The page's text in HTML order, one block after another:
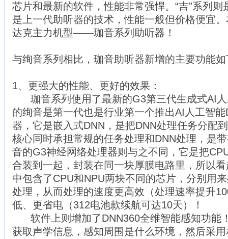
芯片和最新的软件，性能非常强悍。“吉”系列
是上一代助听器的技术，性能一般但价格便宜
达克主力机型——珈音系列助听器！
与绚音系列相比，珈音助听器新增的主要功能如
1、更强大的性能、更好的效果：
珈音系列使用了最新的G3第三代生成式AI人
的绚音是第一代也是行业第一个推出AI人工智
器，它是嵌入式DNN，是把DNN处理任务分配
核心同时承担常规的任务处理和DNN处理，是
音的G3神经网络处理器则与之不同，它是把
合装到一起，封装在同一块厚膜电路里，所以
中包含了CPU和NPU两块不同的芯片，分别用
处理，从而处理的速度更高效（处理速率提升
低、更省电（312电池款续航可达10天）！
软件上则增加了DNN360全维智能感知功能
获取声学信息，感知周围是什么环境，然后采